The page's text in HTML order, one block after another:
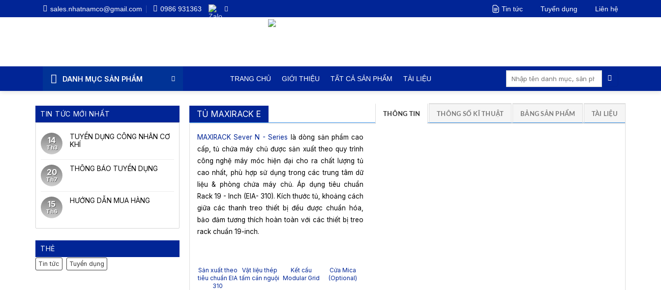
qua
sales.nhatnamco@gmail.com 0986 931363 Tin tức Tuyển dụng Liên hệ
DANH MỤC SẢN PHẨM TRANG CHỦ GIỚI THIỆU TẤT CẢ SẢN PHẨM TÀI LIỆU
kiếm:
TIN TỨC MỚI NHẤT
14
Th3
TUYỂN DỤNG CÔNG NHÂN CƠ
KHÍ
20
Th7
THÔNG BÁO TUYỂN DỤNG
15
Th6
HƯỚNG DẪN MUA HÀNG
THẺ
Tin tức Tuyển dụng
TỦ MAXIRACK E THÔNG TIN THÔNG SỐ KĨ THUẬT BẢNG SẢN PHẨM TÀI LIỆU
MAXIRACK Sever N - Series là dòng sản phẩm cao
cấp, tủ chứa máy chủ được sản xuất theo quy trình
công nghệ máy móc hiện đại cho ra chất lượng tủ
cao nhất, phù hợp sử dụng trong các trung tâm dữ
liệu & phòng chứa máy chủ. Áp dụng tiêu chuẩn
Rack 19 - Inch (EIA- 310). Kích thước tủ, khoảng cách
giữa các thanh treo thiết bị đều được chuẩn hóa,
bảo đảm tương thích hoàn toàn với các thiết bị treo
rack chuẩn 19-inch.
Sản xuất theo
tiêu chuẩn EIA
310
Vật liệu thép
tấm cán nguội
Kết cấu
Modular Grid
Cửa Mica
(Optional)